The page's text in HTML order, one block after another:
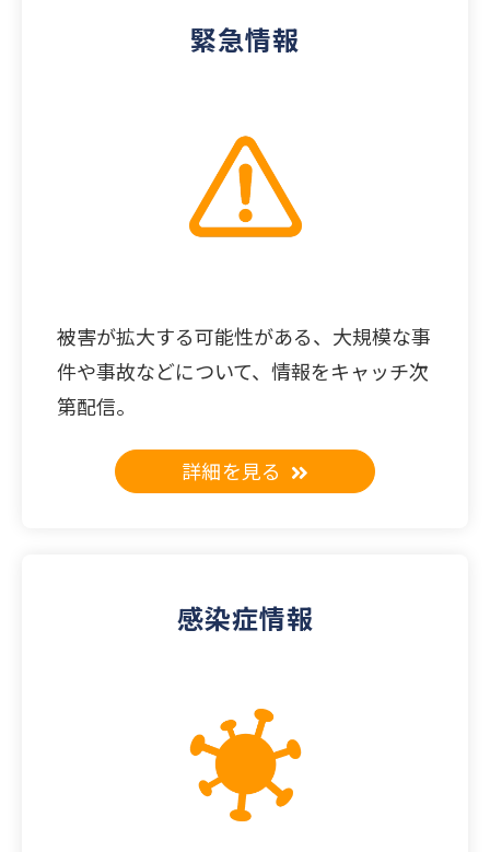
緊急情報
被害が拡大する可能性がある、大規模な事
件や事故などについて、情報をキャッチ次
第配信。
詳細を見る
感染症情報